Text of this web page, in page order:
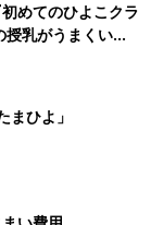
めてのひよこクラ
授乳がうまくい
トラブル 解決テ
まひよ」